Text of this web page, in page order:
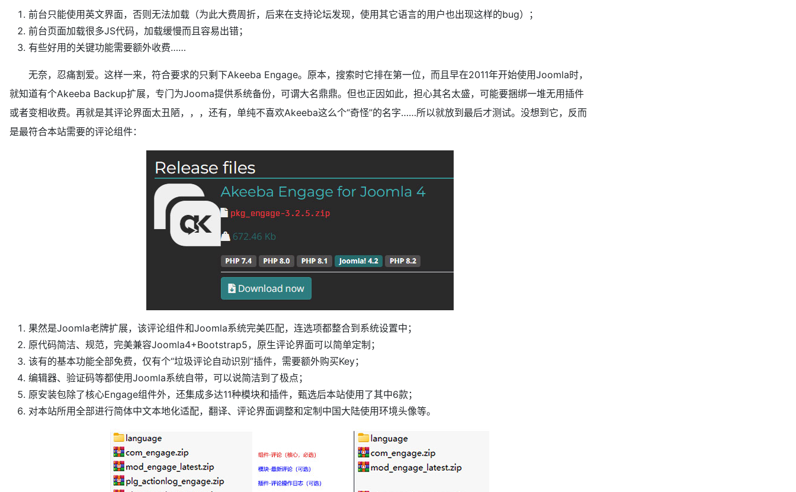
前台只能使用英文界面，否则无法加载（为此大费周折，后来在支持论坛发现，使用其它语言的用户也出现这样的bug）；
前台页面加载很多JS代码，加载缓慢而且容易出错；
有些好用的关键功能需要额外收费……
无奈，忍痛割爱。这样一来，符合要求的只剩下Akeeba Engage。原本，搜索时它排在第一位，而且早在2011年开始使用Joomla时，
就知道有个Akeeba Backup扩展，专门为Jooma提供系统备份，可谓大名鼎鼎。但也正因如此，担心其名太盛，可能要捆绑一堆无用插件
或者变相收费。再就是其评论界面太丑陋，，，还有，单纯不喜欢Akeeba这么个“奇怪”的名字……所以就放到最后才测试。没想到它，反而
是最符合本站需要的评论组件：
果然是Joomla老牌扩展，该评论组件和Joomla系统完美匹配，连选项都整合到系统设置中；
原代码简洁、规范，完美兼容Joomla4+Bootstrap5，原生评论界面可以简单定制；
该有的基本功能全部免费，仅有个“垃圾评论自动识别”插件，需要额外购买Key；
编辑器、验证码等都使用Joomla系统自带，可以说简洁到了极点；
原安装包除了核心Engage组件外，还集成多达11种模块和插件，甄选后本站使用了其中6款；
对本站所用全部进行简体中文本地化适配，翻译、评论界面调整和定制中国大陆使用环境头像等。